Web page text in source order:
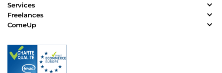
Services
Freelances
ComeUp